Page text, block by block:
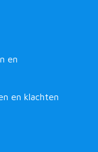
en
en klachten